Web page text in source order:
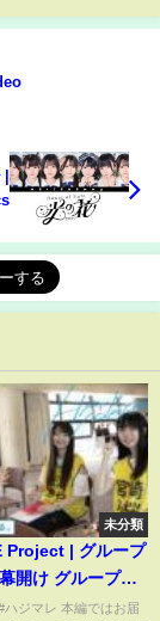
未分類
Project | グループ
開け グループA
る。
ハジマレ 本編ではお届